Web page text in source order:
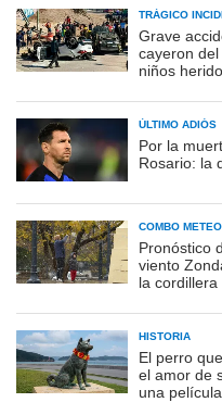
TRÁGICO
Grave
cayeron
niños
ÚLTIMO ADIÓS
Por la
Rosario: la
COMBO
Pronóstico
viento
la cordillera
HISTORIA
El perro
el amor de
una película